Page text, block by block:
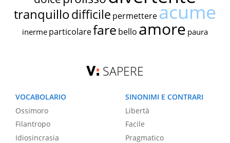
tranquillodifficile permettereacume
inerme particolarefare bello amore paura
SAPERE
VOCABOLARIO
Ossimoro
Filantropo
Idiosincrasia
SINONIMI E CONTRARI
Libertà
Facile
Pragmatico